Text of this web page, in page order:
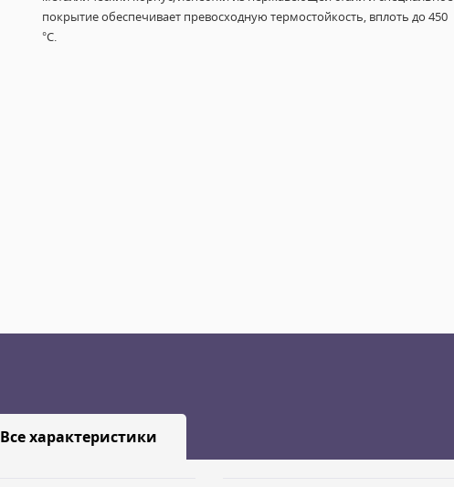
покрытие обеспечивает превосходную термостойкость, вплоть до 450
°C.
Все характеристики